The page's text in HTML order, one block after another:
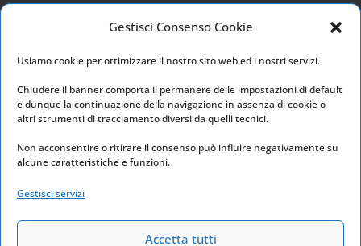
Gestisci Consenso Cookie
Usiamo cookie per ottimizzare il nostro sito web ed i nostri servizi.
Chiudere il banner comporta il permanere delle impostazioni di default
e dunque la continuazione della navigazione in assenza di cookie o
altri strumenti di tracciamento diversi da quelli tecnici.
Non acconsentire o ritirare il consenso può influire negativamente su
alcune caratteristiche e funzioni.
Gestisci servizi
Accetta tutti
Privacy Policy
Cookie Policy